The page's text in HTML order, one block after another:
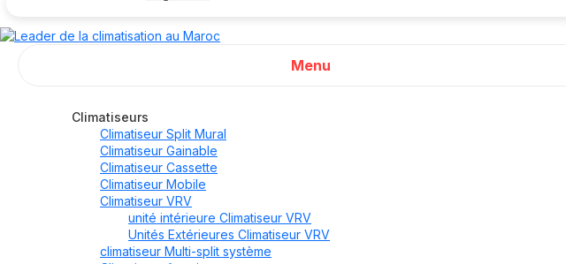
Menu
Climatiseurs
Climatiseur Split Mural
Climatiseur Gainable
Climatiseur Cassette
Climatiseur Mobile
Climatiseur VRV
unité intérieure Climatiseur VRV
Unités Extérieures Climatiseur VRV
climatiseur Multi-split système